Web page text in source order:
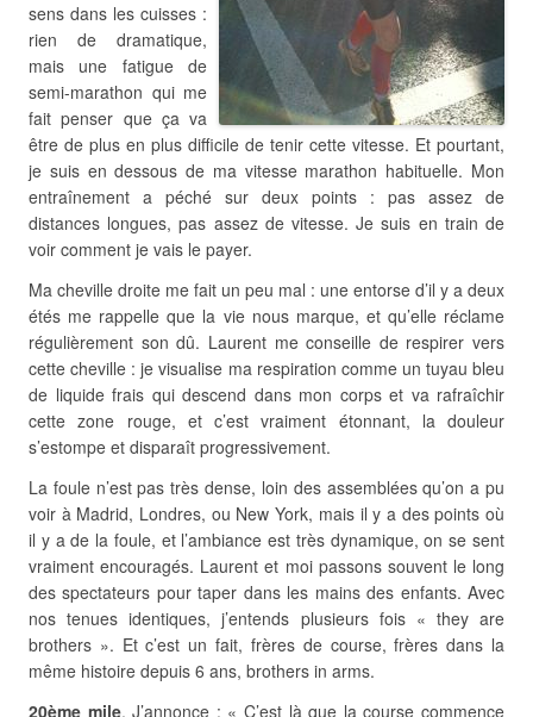
sens dans les cuisses :
rien de dramatique,
mais une fatigue de
semi-marathon qui me
fait penser que ça va
être de plus en plus difficile de tenir cette vitesse. Et pourtant,
je suis en dessous de ma vitesse marathon habituelle. Mon
entraînement a péché sur deux points : pas assez de
distances longues, pas assez de vitesse. Je suis en train de
voir comment je vais le payer.
Ma cheville droite me fait un peu mal : une entorse d’il y a deux
étés me rappelle que la vie nous marque, et qu’elle réclame
régulièrement son dû. Laurent me conseille de respirer vers
cette cheville : je visualise ma respiration comme un tuyau bleu
de liquide frais qui descend dans mon corps et va rafraîchir
cette zone rouge, et c’est vraiment étonnant, la douleur
s’estompe et disparaît progressivement.
La foule n’est pas très dense, loin des assemblées qu’on a pu
voir à Madrid, Londres, ou New York, mais il y a des points où
il y a de la foule, et l’ambiance est très dynamique, on se sent
vraiment encouragés. Laurent et moi passons souvent le long
des spectateurs pour taper dans les mains des enfants. Avec
nos tenues identiques, j’entends plusieurs fois « they are
brothers ». Et c’est un fait, frères de course, frères dans la
même histoire depuis 6 ans, brothers in arms.
20ème mile. J’annonce : « C’est là que la course commence